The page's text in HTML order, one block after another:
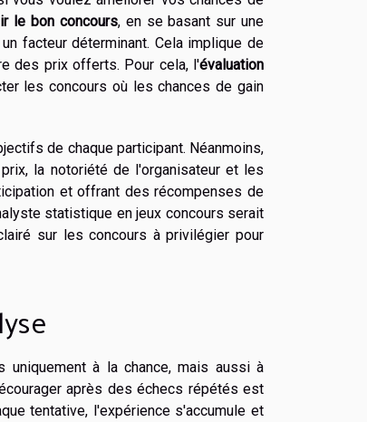
le bon concours, en se basant sur une
facteur déterminant. Cela implique de
des prix offerts. Pour cela, l'évaluation
les concours où les chances de gain
de chaque participant. Néanmoins,
la notoriété de l'organisateur et les
et offrant des récompenses de
statistique en jeux concours serait
sur les concours à privilégier pour
à la chance, mais aussi à
après des échecs répétés est
tentative, l'expérience s'accumule et